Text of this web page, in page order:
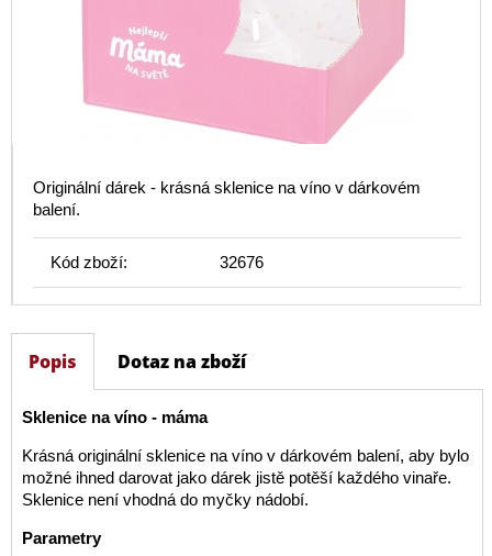
Originální dárek - krásná sklenice na víno v dárkovém
balení.
Kód zboží: 32676
Popis Dotaz na zboží
Sklenice na víno - máma
Krásná originální sklenice na víno v dárkovém balení, aby bylo
možné ihned darovat jako dárek jistě potěší každého vinaře.
Sklenice není vhodná do myčky nádobí.
Parametry